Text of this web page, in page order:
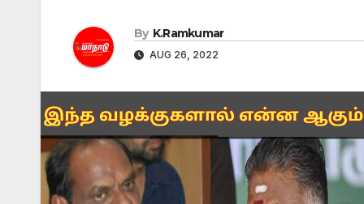
By K.Ramkumar
AUG 26, 2022